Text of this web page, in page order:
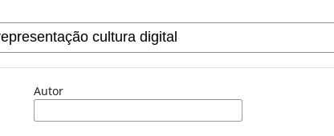
Autor